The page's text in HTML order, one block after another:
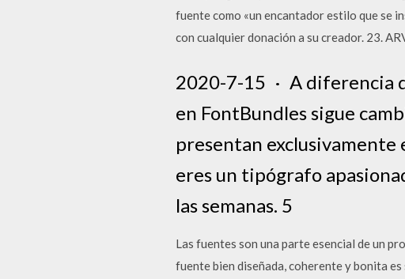
fuente como «un encantador estilo que se
con cualquier donación a su creador. 23.
2020-7-15 · A diferencia
en FontBundles sigue
presentan exclusivamente
eres un tipógrafo
las semanas. 5
Las fuentes son una parte esencial de un
fuente bien diseñada, coherente y bonita